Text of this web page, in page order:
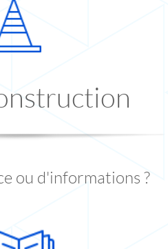
ou d'informations ?